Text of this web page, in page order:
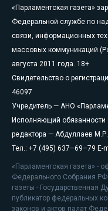
«Парламентская газета»
Федеральной службе по
связи, информационных
массовых коммуникаций
августа 2011 года. 18+
Свидетельство о
46097
Учредитель — АНО
Исполняющий обязанности
редактора — Абдуллаев М.Р.
Тел.: +7 (495) 637–69–79 E-
«Парламентская газета» -
Федерального Собрания
газеты - Государственная
публикатор федеральных
законов и актов палат